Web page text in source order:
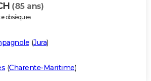
(85 ans)
obsèques
(Jura)
(Charente-Maritime)